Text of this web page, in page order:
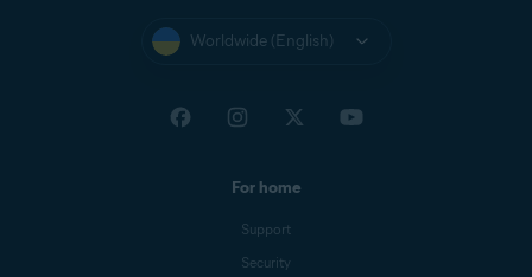
Worldwide (English)
For home
Support
Security